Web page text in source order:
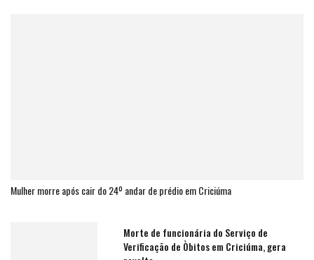
Mulher morre após cair do 24º andar de prédio em Criciúma
Morte de funcionária do Serviço de
Verificação de Òbitos em Criciúma, gera